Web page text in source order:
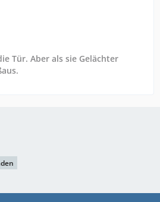
Tür. Aber als sie Gelächter